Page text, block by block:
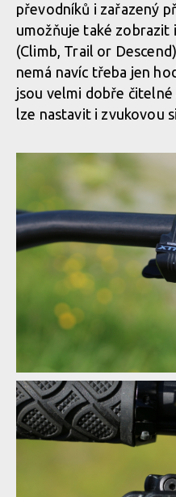
převodníků i zařazený
umožňuje také
(Climb, Trail or
nemá navíc třeba jen
jsou velmi dobře čitelné
lze nastavit i zvukovou
Test: Shimano XTR Di2 -
Test: Shimano XTR Di2 -